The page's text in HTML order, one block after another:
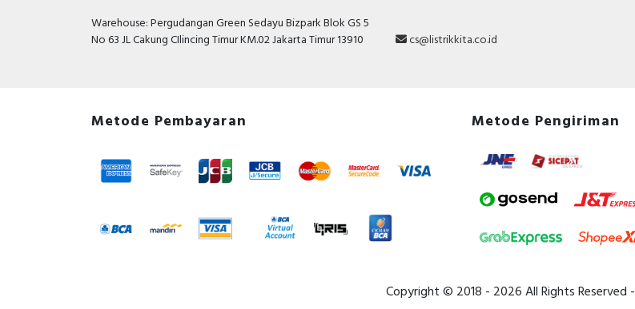
Warehouse: Pergudangan Green Sedayu Bizpark Blok GS 5
No 63 JL Cakung CIlincing Timur KM.02 Jakarta Timur 13910
cs@listrikkita.co.id
Metode Pembayaran Metode Pengiriman
Copyright © 2018 - 2026 All Rights Reserved -